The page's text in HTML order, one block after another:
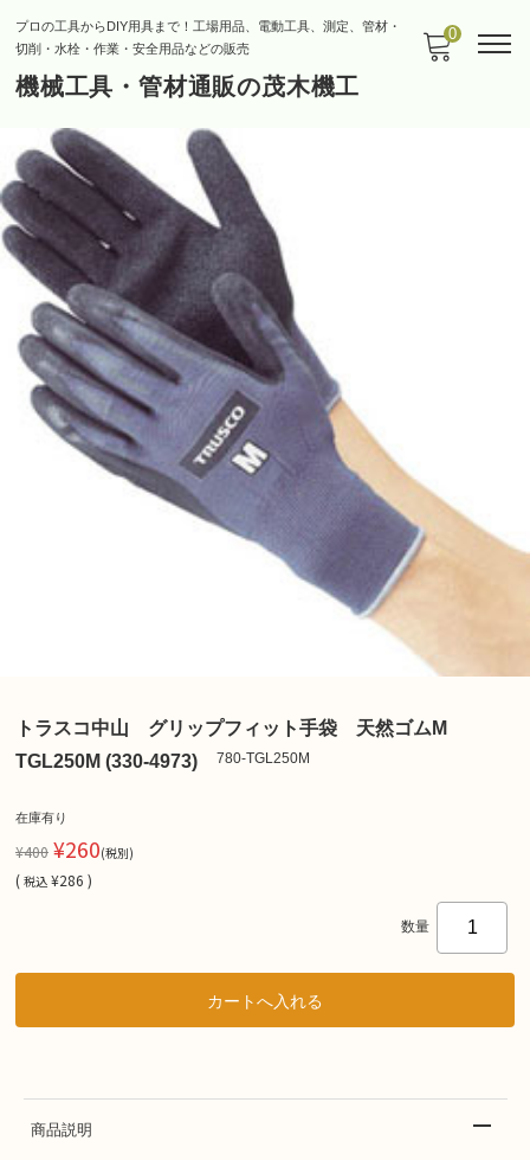
プロの工具からDIY用具まで！工場用品、電動工具、測定、管材・
切削・水栓・作業・安全用品などの販売
機械工具・管材通販の茂木機工
0
トラスコ中山 グリップフィット手袋 天然ゴムM
TGL250M (330-4973)
780-TGL250M
在庫有り
¥400 ¥260(税別)
( 税込 ¥286 )
数量
商品説明